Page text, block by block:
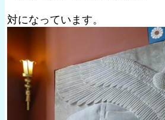
対になっています。